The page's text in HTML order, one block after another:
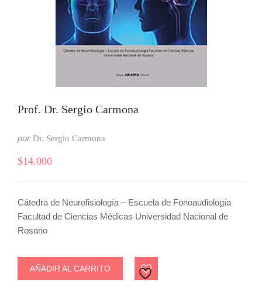
Prof. Dr. Sergio Carmona
por Dr. Sergio Carmona
$14.000
Cátedra de Neurofisiología – Escuela de Fonoaudiología
Facultad de Ciencias Médicas Universidad Nacional de
Rosario
AÑADIR AL CARRITO